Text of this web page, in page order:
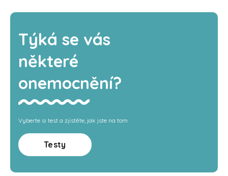
Týká se vás
některé
onemocnění?
Vyberte si test a zjistěte, jak jste na tom
Testy